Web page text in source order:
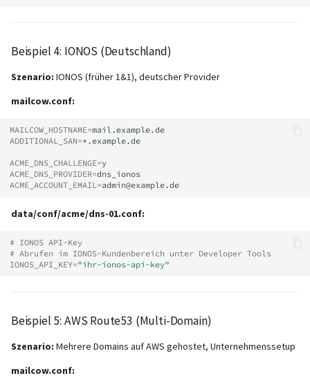
Beispiel 4: IONOS (Deutschland)
Szenario: IONOS (früher 1&1), deutscher Provider
mailcow.conf:
MAILCOW_HOSTNAME=
ADDITIONAL_SAN=*.example.de
ACME_DNS_CHALLENGE=
ACME_DNS_PROVIDER=
ACME_ACCOUNT_EMAIL =
data/conf/acme/dns-01.conf:
# IONOS API-Key
# Abrufen im IONOS-Kundenbereich unter Developer Tools
IONOS_API_KEY="ihr-ionos-api-key"
Beispiel 5: AWS Route53 (Multi-Domain)
Szenario: Mehrere Domains auf AWS gehostet, Unternehmenssetup
mailcow.conf: